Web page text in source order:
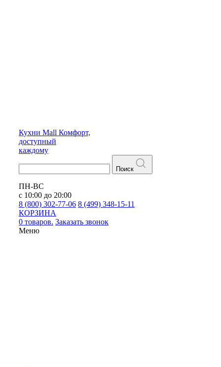
Кухни Mall Комфорт,
доступный
каждому
Поиск
ПН-ВС
с 10:00 до 20:00
8 (800) 302-77-06 8 (499) 348-15-11
КОРЗИНА
0 товаров. Заказать звонок
Меню